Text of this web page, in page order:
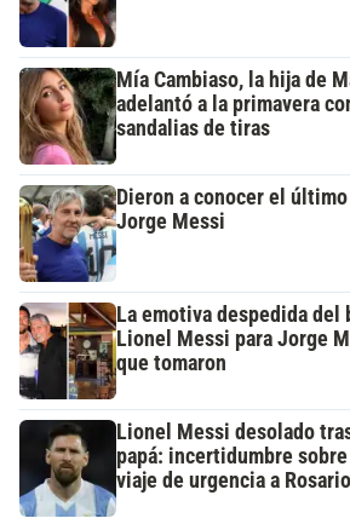
Mía Cambiaso, la hija de
adelantó a la primavera
sandalias de tiras
Dieron a conocer el
Jorge Messi
La emotiva despedida del
Lionel Messi para Jorge
que tomaron
Lionel Messi desolado
papá: incertidumbre
viaje de urgencia a Rosario